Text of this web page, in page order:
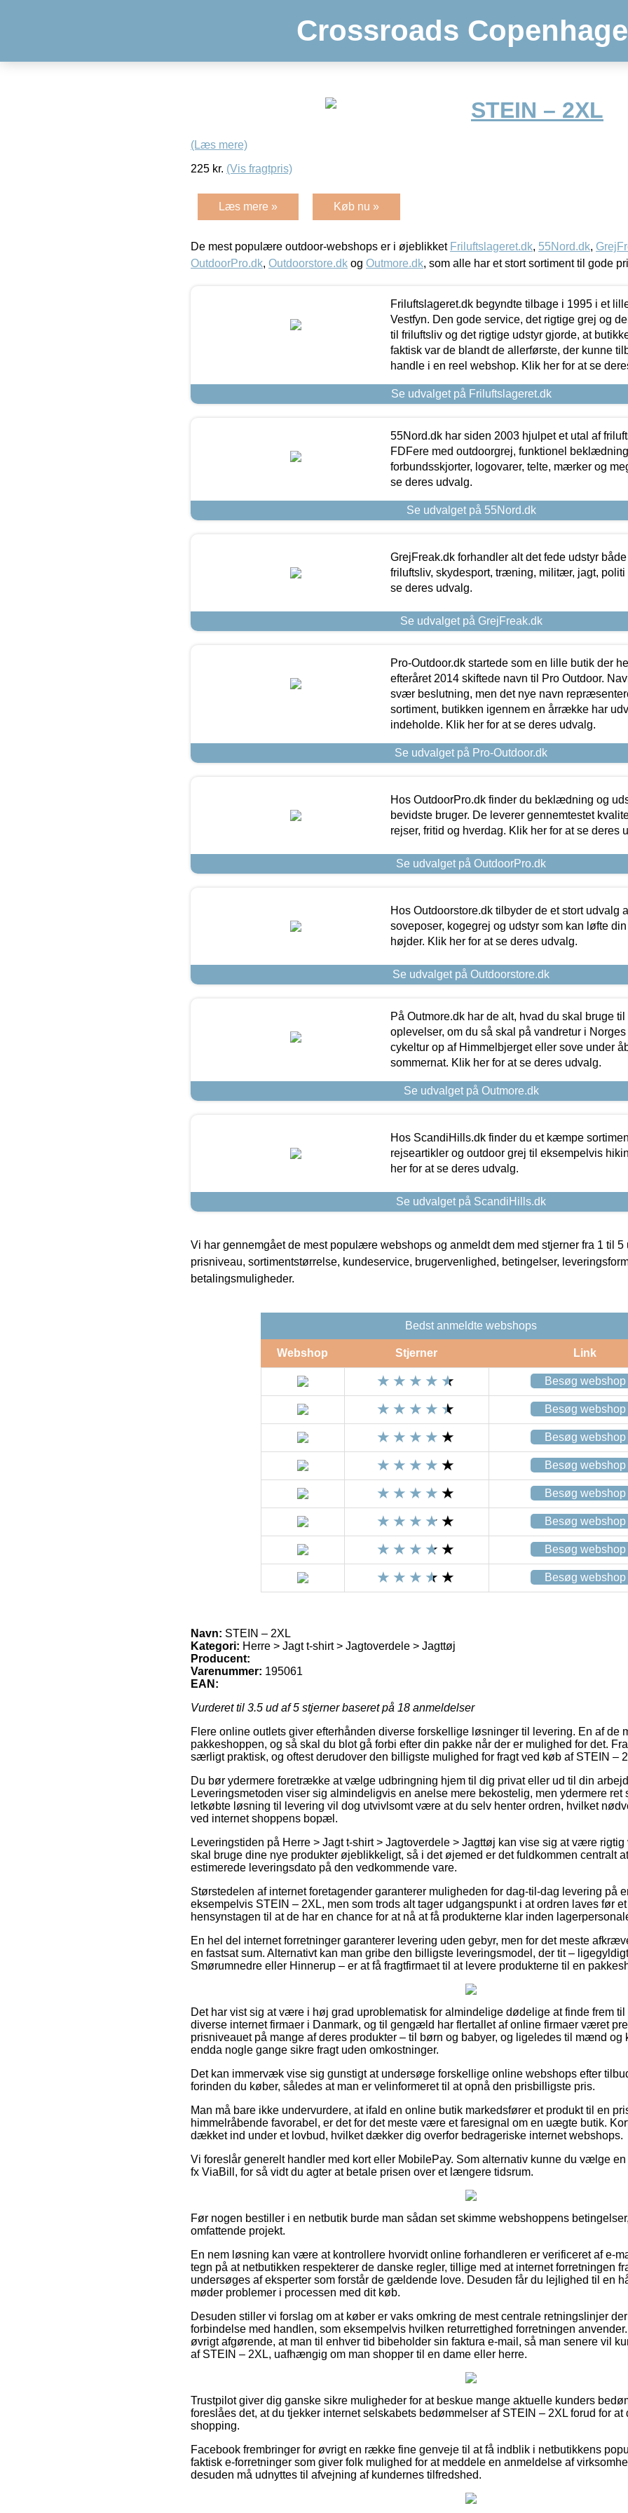
Crossroads
STEIN – 2XL
(Læs mere)
225 kr. (Vis fragtpris)
Læs mere » Køb nu »
De mest populære outdoor-webshops er i øjeblikket Friluftslageret.dk, 55Nord.dk,
OutdoorPro.dk, Outdoorstore.dk og Outmore.dk, som alle har et stort sortiment til gode
Friluftslageret.dk begyndte tilbage i 1995 i et
Vestfyn. Den gode service, det rigtige grej og
til friluftsliv og det rigtige udstyr gjorde, at
faktisk var de blandt de allerførste, der kunne
handle i en reel webshop. Klik her for at se
Se udvalget på Friluftslageret.dk
55Nord.dk har siden 2003 hjulpet et utal af
FDFere med outdoorgrej, funktionel
forbundsskjorter, logovarer, telte, mærker og
se deres udvalg.
Se udvalget på 55Nord.dk
GrejFreak.dk forhandler alt det fede udstyr
friluftsliv, skydesport, træning, militær, jagt, politi
se deres udvalg.
Se udvalget på GrejFreak.dk
Pro-Outdoor.dk startede som en lille butik der
efteråret 2014 skiftede navn til Pro Outdoor.
svær beslutning, men det nye navn
sortiment, butikken igennem en årrække har
indeholde. Klik her for at se deres udvalg.
Se udvalget på Pro-Outdoor.dk
Hos OutdoorPro.dk finder du beklædning og
bevidste bruger. De leverer gennemtestet
rejser, fritid og hverdag. Klik her for at se deres
Se udvalget på OutdoorPro.dk
Hos Outdoorstore.dk tilbyder de et stort udvalg
soveposer, kogegrej og udstyr som kan løfte
højder. Klik her for at se deres udvalg.
Se udvalget på Outdoorstore.dk
På Outmore.dk har de alt, hvad du skal bruge
oplevelser, om du så skal på vandretur i
cykeltur op af Himmelbjerget eller sove under
sommernat. Klik her for at se deres udvalg.
Se udvalget på Outmore.dk
Hos ScandiHills.dk finder du et kæmpe
rejseartikler og outdoor grej til eksempelvis
her for at se deres udvalg.
Se udvalget på ScandiHills.dk
Vi har gennemgået de mest populære webshops og anmeldt dem med stjerner fra 1 til 5
prisniveau, sortimentstørrelse, kundeservice, brugervenlighed, betingelser,
betalingsmuligheder.
Bedst anmeldte webshops
Webshop Stjerner Link
Besøg webshop
Besøg webshop
Besøg webshop
Besøg webshop
Besøg webshop
Besøg webshop
Besøg webshop
Besøg webshop
Navn: STEIN – 2XL
Kategori: Herre > Jagt t-shirt > Jagtoverdele > Jagttøj
Producent:
Varenummer: 195061
EAN:
Vurderet til 3.5 ud af 5 stjerner baseret på 18 anmeldelser
Flere online outlets giver efterhånden diverse forskellige løsninger til levering. En af de
pakkeshoppen, og så skal du blot gå forbi efter din pakke når der er mulighed for det.
særligt praktisk, og oftest derudover den billigste mulighed for fragt ved køb af STEIN –
Du bør ydermere foretrække at vælge udbringning hjem til dig privat eller ud til din
Leveringsmetoden viser sig almindeligvis en anelse mere bekostelig, men ydermere ret
letkøbte løsning til levering vil dog utvivlsomt være at du selv henter ordren, hvilket
ved internet shoppens bopæl.
Leveringstiden på Herre > Jagt t-shirt > Jagtoverdele > Jagttøj kan vise sig at være
skal bruge dine nye produkter øjeblikkeligt, så i det øjemed er det fuldkommen centralt
estimerede leveringsdato på den vedkommende vare.
Størstedelen af internet foretagender garanterer muligheden for dag-til-dag levering på
eksempelvis STEIN – 2XL, men som trods alt tager udgangspunkt i at ordren laves før
hensynstagen til at de har en chance for at nå at få produkterne klar inden
En hel del internet forretninger garanterer levering uden gebyr, men for det meste
en fastsat sum. Alternativt kan man gribe den billigste leveringsmodel, der tit –
Smørumnedre eller Hinnerup – er at få fragtfirmaet til at levere produkterne til en
Det har vist sig at være i høj grad uproblematisk for almindelige dødelige at finde frem til
diverse internet firmaer i Danmark, og til gengæld har flertallet af online firmaer været
prisniveauet på mange af deres produkter – til børn og babyer, og ligeledes til mænd og
endda nogle gange sikre fragt uden omkostninger.
Det kan immervæk vise sig gunstigt at undersøge forskellige online webshops efter
forinden du køber, således at man er velinformeret til at opnå den prisbilligste pris.
Man må bare ikke undervurdere, at ifald en online butik markedsfører et produkt til en
himmelråbende favorabel, er det for det meste være et faresignal om en uægte butik.
dækket ind under et lovbud, hvilket dækker dig overfor bedrageriske internet webshops.
Vi foreslår generelt handler med kort eller MobilePay. Som alternativ kunne du vælge
fx ViaBill, for så vidt du agter at betale prisen over et længere tidsrum.
Før nogen bestiller i en netbutik burde man sådan set skimme webshoppens
omfattende projekt.
En nem løsning kan være at kontrollere hvorvidt online forhandleren er verificeret af e-
tegn på at netbutikken respekterer de danske regler, tillige med at internet forretningen
undersøges af eksperter som forstår de gældende love. Desuden får du lejlighed til en
møder problemer i processen med dit køb.
Desuden stiller vi forslag om at køber er vaks omkring de mest centrale retningslinjer
forbindelse med handlen, som eksempelvis hvilken returrettighed forretningen
øvrigt afgørende, at man til enhver tid bibeholder sin faktura e-mail, så man senere vil
af STEIN – 2XL, uafhængig om man shopper til en dame eller herre.
Trustpilot giver dig ganske sikre muligheder for at beskue mange aktuelle kunders
foreslåes det, at du tjekker internet selskabets bedømmelser af STEIN – 2XL forud for
shopping.
Facebook frembringer for øvrigt en række fine genveje til at få indblik i netbutikkens
faktisk e-forretninger som giver folk mulighed for at meddele en anmeldelse af
desuden må udnyttes til afvejning af kundernes tilfredshed.